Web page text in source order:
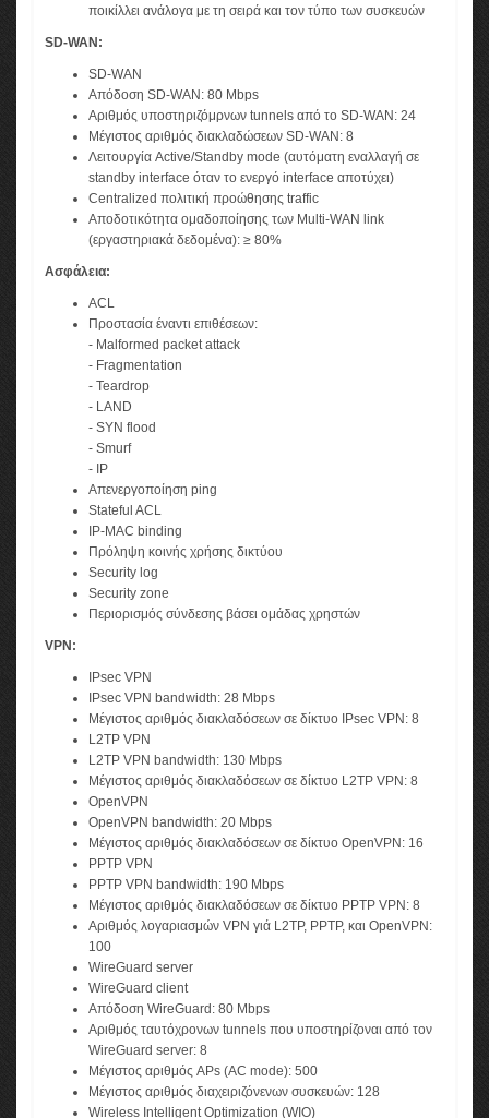
ποικίλλει ανάλογα με τη σειρά και τον τύπο των συσκευών
SD-WAN:
SD-WAN
Απόδοση SD-WAN: 80 Mbps
Αριθμός υποστηριζόμρνων tunnels από το SD-WAN: 24
Μέγιστος αριθμός διακλαδώσεων SD-WAN: 8
Λειτουργία Active/Standby mode (αυτόματη εναλλαγή σε
standby interface όταν το ενεργό interface αποτύχει)
Centralized πολιτική προώθησης traffic
Αποδοτικότητα ομαδοποίησης των Multi-WAN link
(εργαστηριακά δεδομένα): ≥ 80%
Ασφάλεια:
ACL
Προστασία έναντι επιθέσεων:
- Malformed packet attack
- Fragmentation
- Teardrop
- LAND
- SYN flood
- Smurf
- IP
Απενεργοποίηση ping
Stateful ACL
IP-MAC binding
Πρόληψη κοινής χρήσης δικτύου
Security log
Security zone
Περιορισμός σύνδεσης βάσει ομάδας χρηστών
VPN:
IPsec VPN
IPsec VPN bandwidth: 28 Mbps
Μέγιστος αριθμός διακλαδόσεων σε δίκτυο IPsec VPN: 8
L2TP VPN
L2TP VPN bandwidth: 130 Mbps
Μέγιστος αριθμός διακλαδόσεων σε δίκτυο L2TP VPN: 8
OpenVPN
OpenVPN bandwidth: 20 Mbps
Μέγιστος αριθμός διακλαδόσεων σε δίκτυο OpenVPN: 16
PPTP VPN
PPTP VPN bandwidth: 190 Mbps
Μέγιστος αριθμός διακλαδόσεων σε δίκτυο PPTP VPN: 8
Αριθμός λογαριασμών VPN γιά L2TP, PPTP, και OpenVPN:
100
WireGuard server
WireGuard client
Απόδοση WireGuard: 80 Mbps
Αριθμός ταυτόχρονων tunnels που υποστηρίζοναι από τον
WireGuard server: 8
Μέγιστος αριθμός APs (AC mode): 500
Μέγιστος αριθμός διαχειριζόνενων συσκευών: 128
Wireless Intelligent Optimization (WIO)